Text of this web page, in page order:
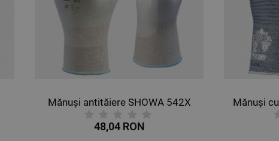
Mănuși antităiere SHOWA 542X
48,04 RON